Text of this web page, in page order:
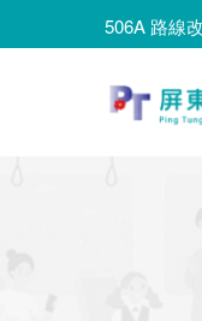
506A 路線
506A 路線